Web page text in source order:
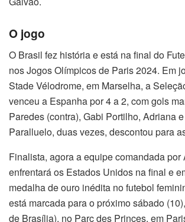
O jogo
O Brasil fez história e está na final do
nos Jogos Olímpicos de Paris 2024. Em
Stade Vélodrome, em Marselha, a
venceu a Espanha por 4 a 2, com gols
Paredes (contra), Gabi Portilho, Adriana
Paralluelo, duas vezes, descontou para
Finalista, agora a equipe comandada por
enfrentará os Estados Unidos na final e
medalha de ouro inédita no futebol
está marcada para o próximo sábado
de Brasília), no Parc des Princes, em